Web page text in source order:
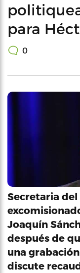
para
0
Secretaria del
Joaquín
después de
una
discute